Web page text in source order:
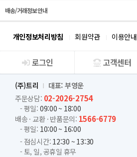
배송/거래정보 안내
개인정보처리방침 회원약관 이용안내
회사소개
로그인 고객센터
(주)트리
대표: 부영운
주문상담: 02-2026-2754
- 평일: 09:00 ~ 18:00
배송 · 교환 · 반품문의: 1566-6779
- 평일: 10:00 ~ 16:00
- 점심시간: 12:30 ~ 13:30
- 토, 일, 공휴일 휴무